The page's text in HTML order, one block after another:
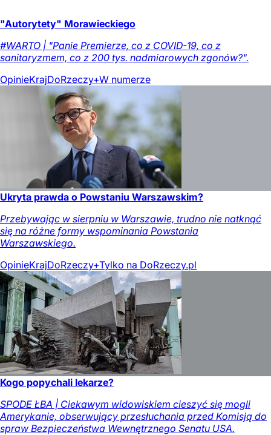
"Autorytety" Morawieckiego
#WARTO | "Panie Premierze, co z COVID-19, co z
sanitaryzmem, co z 200 tys. nadmiarowych zgonów?".
OpinieKrajDoRzeczy+W numerze
Ukryta prawda o Powstaniu Warszawskim?
Przebywając w sierpniu w Warszawie, trudno nie natknąć
się na różne formy wspominania Powstania
Warszawskiego.
OpinieKrajDoRzeczy+Tylko na DoRzeczy.pl
Kogo popychali lekarze?
SPODE ŁBA | Ciekawym widowiskiem cieszyć się mogli
Amerykanie, obserwujący przesłuchania przed Komisją do
spraw Bezpieczeństwa Wewnętrznego Senatu USA.